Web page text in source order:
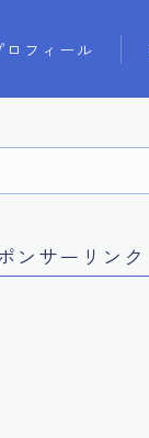
フィール
ンサーリンク